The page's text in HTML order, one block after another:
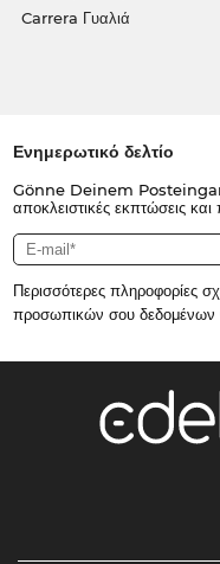
Carrera Γυαλιά
Ενημερωτικό δελτίο
Gönne Deinem
αποκλειστικές εκπτώσεις
Περισσότερες πληροφορίες
προσωπικών σου δεδομένων